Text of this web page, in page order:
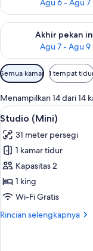
Agu 6 - Agu 7
Akhir pekan
Agu 7 - Agu 9
Periksa ketersediaan
Filter
tersedia
untuk
kamar
Semua kamar 1 tempat
Menampilkan 14 dari 14
Lihat
semua
foto
untuk
Studio
(Mini)
6
Studio (Mini)
31 meter persegi
1 kamar tidur
Kapasitas 2
1 king
Wi-Fi Gratis
Rincian selengkapnya
Rincian